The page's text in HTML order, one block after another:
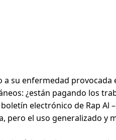
su enfermedad provocada
¿están pagando los
electrónico de Rap
pero el uso generalizado